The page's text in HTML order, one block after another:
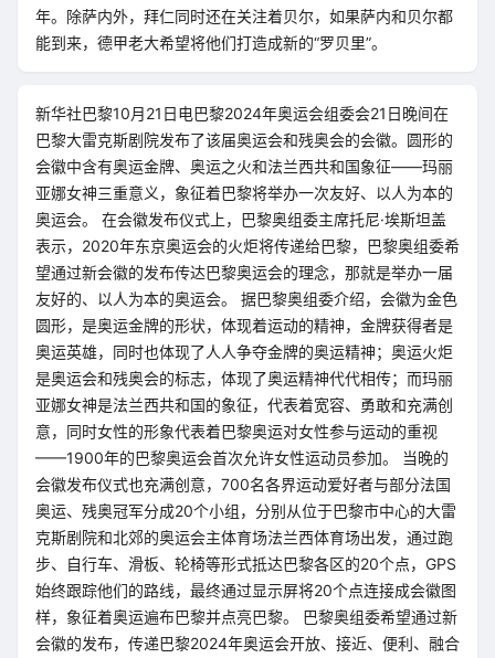
年。除萨内外，拜仁同时还在关注着贝尔，如果萨内和贝尔都
能到来，德甲老大希望将他们打造成新的“罗贝里”。
新华社巴黎10月21日电巴黎2024年奥运会组委会21日晚间在
巴黎大雷克斯剧院发布了该届奥运会和残奥会的会徽。圆形的
会徽中含有奥运金牌、奥运之火和法兰西共和国象征——玛丽
亚娜女神三重意义，象征着巴黎将举办一次友好、以人为本的
奥运会。 在会徽发布仪式上，巴黎奥组委主席托尼·埃斯坦盖
表示，2020年东京奥运会的火炬将传递给巴黎，巴黎奥组委希
望通过新会徽的发布传达巴黎奥运会的理念，那就是举办一届
友好的、以人为本的奥运会。 据巴黎奥组委介绍，会徽为金色
圆形，是奥运金牌的形状，体现着运动的精神，金牌获得者是
奥运英雄，同时也体现了人人争夺金牌的奥运精神；奥运火炬
是奥运会和残奥会的标志，体现了奥运精神代代相传；而玛丽
亚娜女神是法兰西共和国的象征，代表着宽容、勇敢和充满创
意，同时女性的形象代表着巴黎奥运对女性参与运动的重视
——1900年的巴黎奥运会首次允许女性运动员参加。 当晚的
会徽发布仪式也充满创意，700名各界运动爱好者与部分法国
奥运、残奥冠军分成20个小组，分别从位于巴黎市中心的大雷
克斯剧院和北郊的奥运会主体育场法兰西体育场出发，通过跑
步、自行车、滑板、轮椅等形式抵达巴黎各区的20个点，GPS
始终跟踪他们的路线，最终通过显示屏将20个点连接成会徽图
样，象征着奥运遍布巴黎并点亮巴黎。 巴黎奥组委希望通过新
会徽的发布，传递巴黎2024年奥运会开放、接近、便利、融合